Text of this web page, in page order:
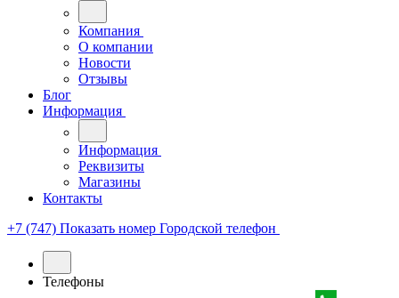
Компания
О компании
Новости
Отзывы
Блог
Информация
Информация
Реквизиты
Магазины
Контакты
+7 (747) Показать номер Городской телефон
Телефоны